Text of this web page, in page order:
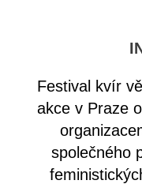
Festival kvír
akce v Praze
společného